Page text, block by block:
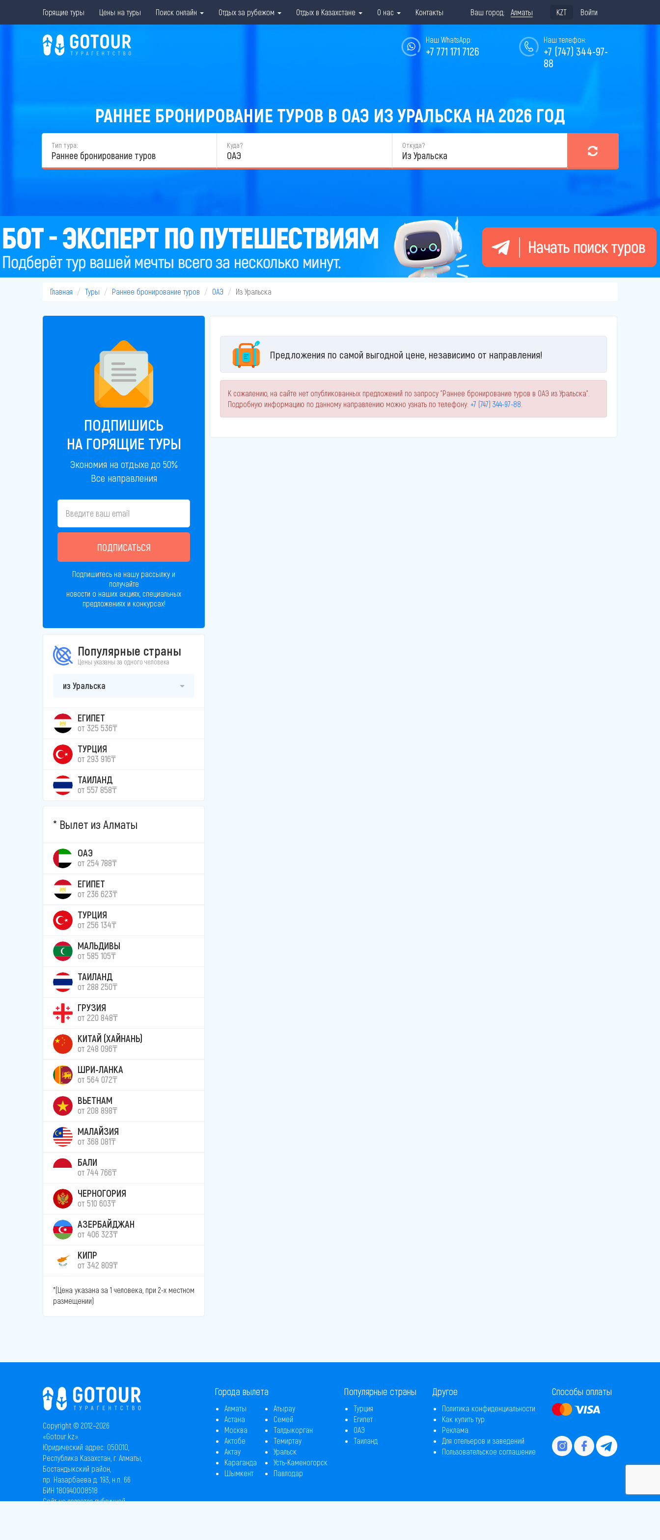
Горящие туры Цены на туры Поиск онлайн Отдых за рубежом Отдых в Казахстане О нас Контакты Ваш город: Алматы KZT Войти
Наш телефон:
+7 (747) 344-97-
88
Наш WhatsApp:
+7 771 171 7126
РАННЕЕ БРОНИРОВАНИЕ ТУРОВ В ОАЭ ИЗ УРАЛЬСКА НА 2026 ГОД
Тип тура:
Раннее бронирование туров
Куда?
ОАЭ
Откуда?
Из Уральска
Главная Туры Раннее бронирование туров ОАЭ Из Уральска
ПОДПИШИСЬ
НА ГОРЯЩИЕ ТУРЫ
Экономия на отдыхе до 50%
Все направления
ПОДПИСАТЬСЯ
Подпишитесь на нашу рассылку и
получайте
новости о наших акциях, специальных
предложениях и конкурсах!
Популярные страны
Цены указаны за одного человека
из Уральска
ЕГИПЕТ
от 325 536₸
ТУРЦИЯ
от 293 916₸
ТАИЛАНД
от 557 858₸
Вылет из Алматы
ОАЭ
от 254 788₸
ЕГИПЕТ
от 236 623₸
ТУРЦИЯ
от 256 134₸
МАЛЬДИВЫ
от 585 105₸
ТАИЛАНД
от 288 250₸
ГРУЗИЯ
от 220 848₸
КИТАЙ (ХАЙНАНЬ)
от 248 096₸
ШРИ-ЛАНКА
от 564 072₸
ВЬЕТНАМ
от 208 898₸
МАЛАЙЗИЯ
от 368 081₸
БАЛИ
от 744 766₸
ЧЕРНОГОРИЯ
от 510 603₸
АЗЕРБАЙДЖАН
от 406 323₸
КИПР
от 342 809₸
*(Цена указана за 1 человека, при 2-х местном
размещении)
Предложения по самой выгодной цене, независимо от направления!
К сожалению, на сайте нет опубликованных предложений по запросу "Раннее бронирование туров в ОАЭ из Уральска".
Подробную информацию по данному направлению можно узнать по телефону: +7 (747) 344-97-88
Copyright © 2012–2026
«Gotour.kz».
Юридический адрес: 050010,
Республика Казахстан, г. Алматы,
Бостандыкский район,
пр. Назарбаева д. 193, н.п. 66
БИН 180940008518
Сайт не является публичной
Города вылета
Алматы
Астана
Москва
Актобе
Актау
Караганда
Шымкент
Атырау
Семей
Талдыкорган
Темиртау
Уральск
Усть-Каменогорск
Павлодар
Популярные страны
Турция
Египет
ОАЭ
Таиланд
Другое
Политика конфиденциальности
Как купить тур
Реклама
Для отельеров и заведений
Пользовательское соглашение
Способы оплаты